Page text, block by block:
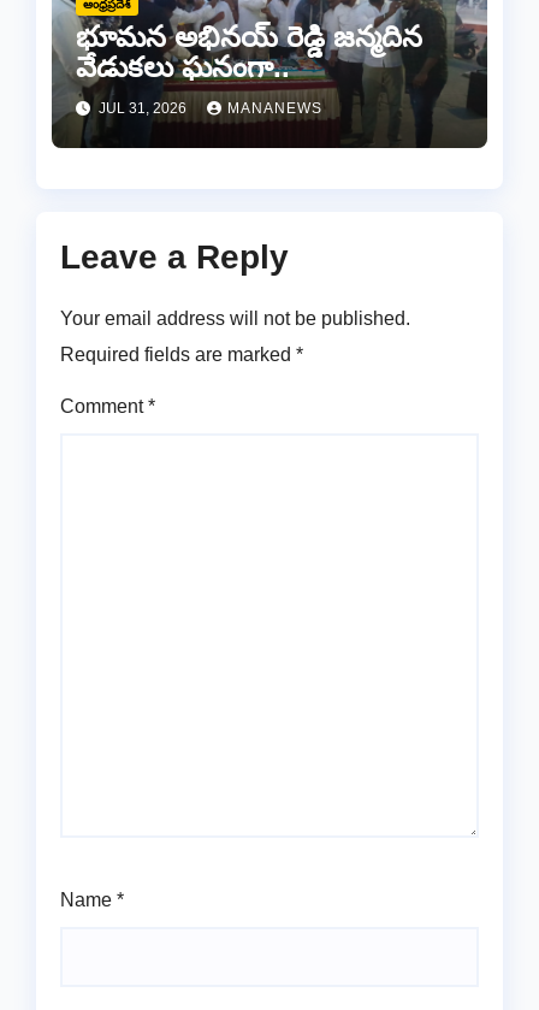
ఆంధ్రప్రదేశ్
భూమన అభినయ్ రెడ్డి జన్మదిన
వేడుకలు ఘనంగా..
JUL 31, 2026 MANANEWS
Leave a Reply
Your email address will not be published.
Required fields are marked *
Comment*
Name *